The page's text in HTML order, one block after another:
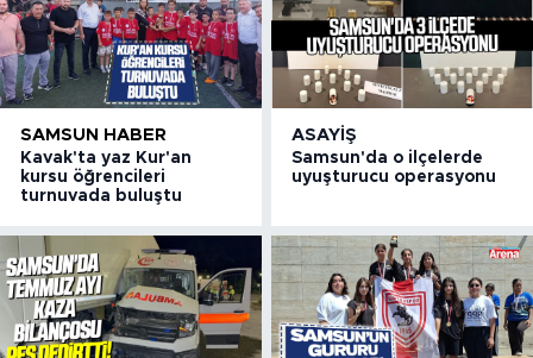
SAMSUN HABER
Kavak'ta yaz Kur'an
kursu öğrencileri
turnuvada buluştu
ASAYIŞ
Samsun'da o ilçelerde
uyuşturucu operasyonu